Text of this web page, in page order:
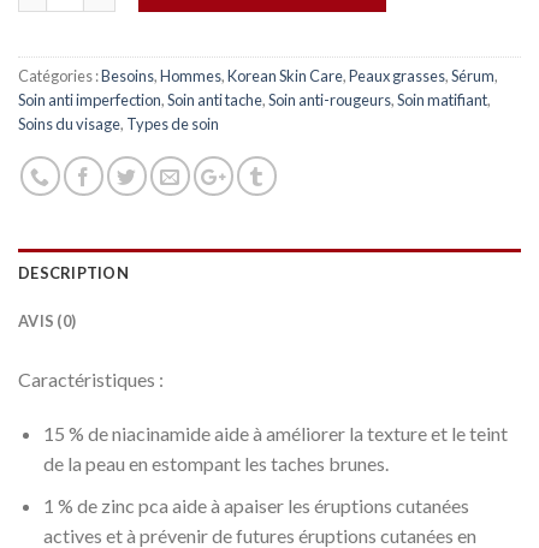
Catégories :Besoins,Hommes,Korean Skin Care,Peaux grasses,Sérum,
Soin anti imperfection,Soin anti tache,Soin anti-rougeurs,Soin matifiant,
Soins du visage, Types de soin
DESCRIPTION
AVIS (0)
Caractéristiques :
15 % de niacinamide aide à améliorer la texture et le teint
de la peau en estompant les taches brunes.
1 % de zinc pca aide à apaiser les éruptions cutanées
actives et à prévenir de futures éruptions cutanées en